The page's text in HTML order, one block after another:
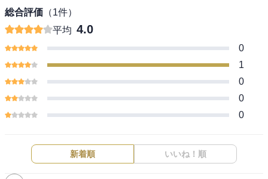
総合評価 （1件）
平均 4.0
0
1
0
0
0
新着順 いいね！順